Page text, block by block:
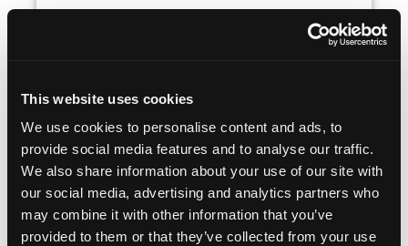
This website uses cookies
We use cookies to personalise content and ads, to
provide social media features and to analyse our traffic.
We also share information about your use of our site with
our social media, advertising and analytics partners who
may combine it with other information that you’ve
provided to them or that they’ve collected from your use
AMERICAN
Like This